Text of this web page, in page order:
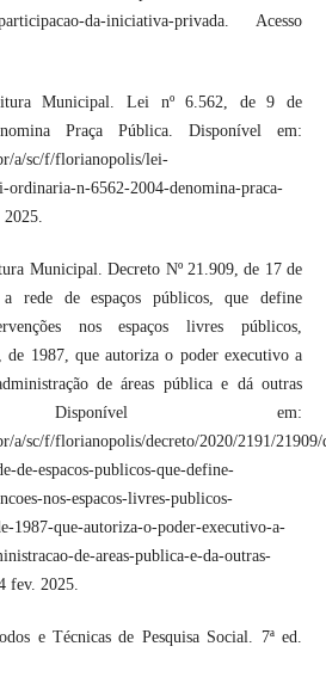
participacao-da-iniciativa-privada. Acesso
Municipal. Lei nº 6.562, de 9 de
Praça Pública. Disponível em:
a/sc/f/florianopolis/lei-
ordinaria-n-6562-2004-denomina-praca-
2025.
Municipal. Decreto Nº 21.909, de 17 de
rede de espaços públicos, que define
nos espaços livres públicos,
de 1987, que autoriza o poder executivo a
de áreas pública e dá outras
Disponível em:
a/sc/f/florianopolis/decreto/2020/2191/21909/
de-espacos-publicos-que-define-
nos-espacos-livres-publicos-
1987-que-autoriza-o-poder-executivo-a-
de-areas-publica-e-da-outras-
fev. 2025.
e Técnicas de Pesquisa Social. 7ª ed.